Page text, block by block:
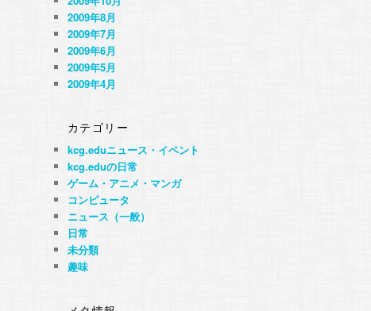
2009年8月
2009年7月
2009年6月
2009年5月
2009年4月
カテゴリー
kcg.eduニュース・イベント
kcg.eduの日常
ゲーム・アニメ・マンガ
コンピュータ
ニュース（一般）
日常
未分類
趣味